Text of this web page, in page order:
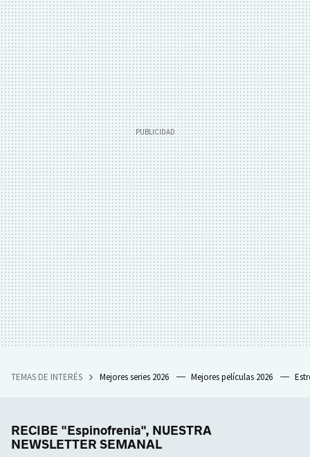
TEMAS DE INTERÉS Mejores series 2026 Mejores películas 2026
RECIBE "Espinofrenia", NUESTRA
NEWSLETTER SEMANAL